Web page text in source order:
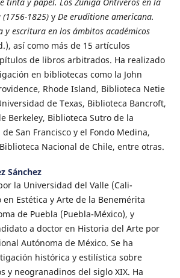
1825)y De eruditione americana.
y escritura en los ámbitos académicos
así como más de 15 artículos
de libros arbitrados. Ha realizado
en bibliotecas como la John
Rhode Island, Biblioteca Netie
de Texas, Biblioteca Bancroft,
Berkeley, Biblioteca Sutro de la
San Francisco y el Fondo Medina,
Nacional de Chile, entre otras.
Sánchez
la Universidad del Valle (Cali-
Estética y Arte de la Benemérita
de Puebla (Puebla-México), y
a doctor en Historia del Arte por
Autónoma de México. Se ha
histórica y estilística sobre
y neogranadinos del siglo XIX. Ha